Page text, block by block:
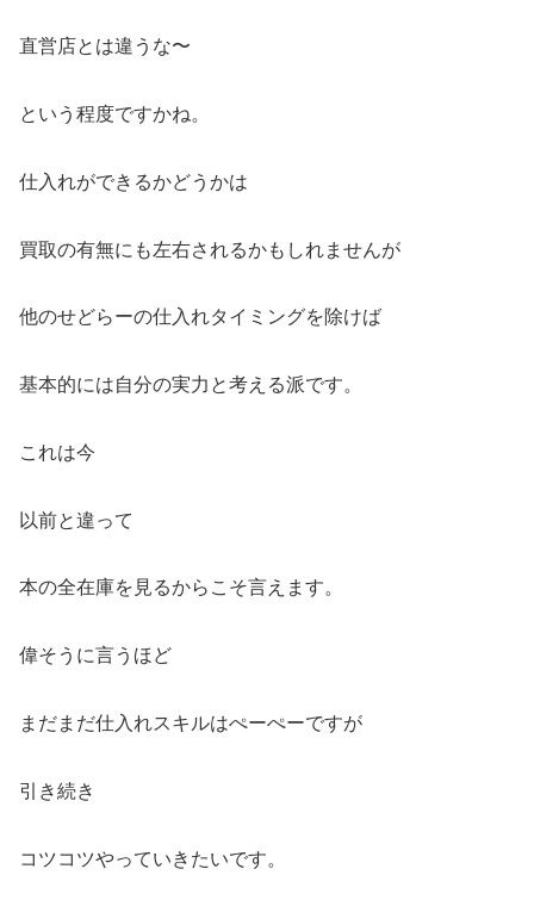
直営店とは違うな〜
という程度ですかね。
仕入れができるかどうかは
買取の有無にも左右されるかもしれませんが
他のせどらーの仕入れタイミングを除けば
基本的には自分の実力と考える派です。
これは今
以前と違って
本の全在庫を見るからこそ言えます。
偉そうに言うほど
まだまだ仕入れスキルはぺーぺーですが
引き続き
コツコツやっていきたいです。